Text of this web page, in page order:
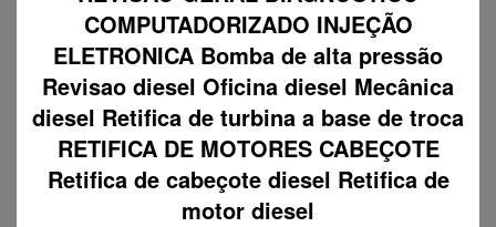
COMPUTADORIZADO INJEÇÃO
ELETRONICA Bomba de alta pressão
Revisao diesel Oficina diesel Mecânica
diesel Retifica de turbina a base de troca
RETIFICA DE MOTORES CABEÇOTE
Retifica de cabeçote diesel Retifica de
motor diesel